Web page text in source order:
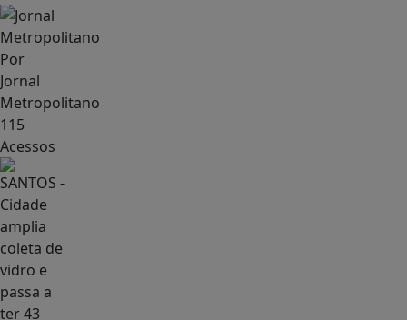
Por
Jornal
Metropolitano
115
Acessos